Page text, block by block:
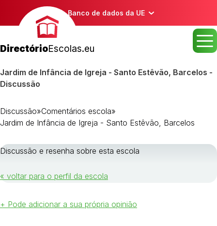
Banco de dados da UE
DirectórioEscolas.eu
Jardim de Infância de Igreja - Santo Estêvão, Barcelos -
Discussão
Discussão»Comentários escola»
Jardim de Infância de Igreja - Santo Estêvão, Barcelos
Discussão e resenha sobre esta escola
« voltar para o perfil da escola
+ Pode adicionar a sua própria opinião